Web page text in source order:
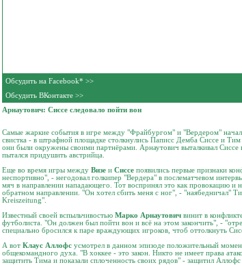
Обсудить на Facebook* >>
Обсудить ВКонтакте >>
Арнаутович: Сиссе следовало пойти вон
Самые жаркие события в игре между "Фрайбургом" и "Вердером"
свистка - в штрафной площадке столкнулись Паписс Демба Сиссе и
они были окружены своими партнёрами. Арнаутович выталкивал Сиссе
пытался придушить австрийца.
Еще во время игры между Визе и Сиссе появились первые признаки
неспортивно", - негодовал голкипер "Вердера" в послематчевом
мяч в направлении нападающего. Тот воспринял это как провокацию и
обратном направлении. "Он хотел сбить меня с ног", - "наябедничал"
Kreiszeitung".
Известный своей вспыльчивостью Марко Арнаутович винит в
футболиста. "Он должен был пойти вон и всё на этом закончить", -
специально бросился к паре враждующих игроков, чтоб оттолкнуть
А вот Клаус Аллофс усмотрел в данном эпизоде положительный
общекомандного духа. "В хоккее - это закон. Никто не имеет права
защитить Тима и показали сплоченность своих рядов" - защитил Аллофс